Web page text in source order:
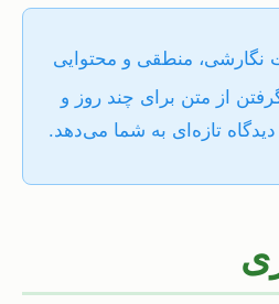
نگارشی، منطقی و محتوایی
از متن برای چند روز و
تازه‌ای به شما می‌دهد.